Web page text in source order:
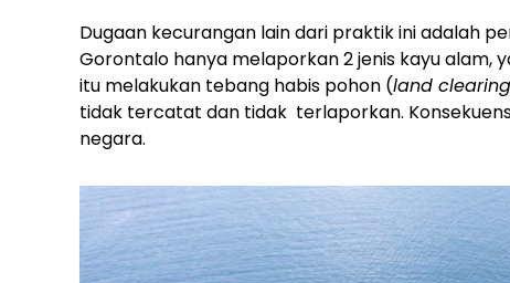
Dugaan kecurangan lain dari praktik ini adalah
Gorontalo hanya melaporkan 2 jenis kayu alam,
itu melakukan tebang habis pohon (land clearing
tidak tercatat dan tidak terlaporkan.
negara.